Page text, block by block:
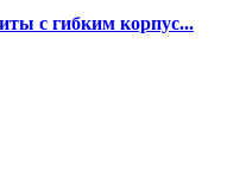
с гибким корпус...